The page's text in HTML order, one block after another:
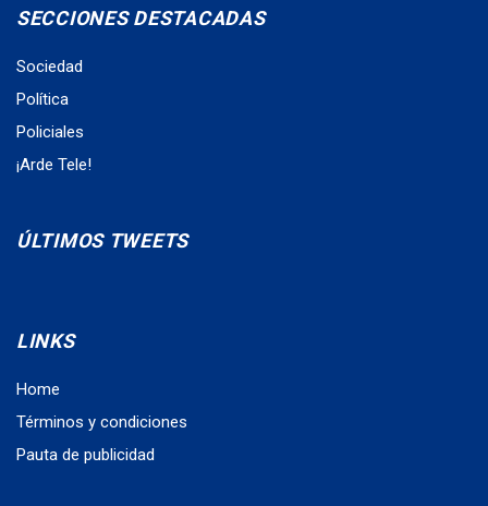
SECCIONES DESTACADAS
Sociedad
Política
Policiales
¡Arde Tele!
ÚLTIMOS TWEETS
LINKS
Home
Términos y condiciones
Pauta de publicidad